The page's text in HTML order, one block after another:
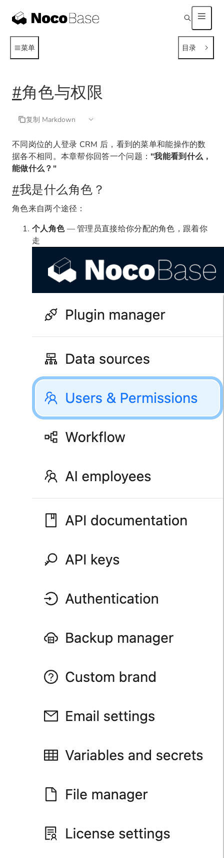
菜单 目录
#角色与权限
复制 Markdown
不同岗位的人登录 CRM 后，看到的菜单和能操作的数
据各不相同。本章帮你回答一个问题： "我能看到什么，
能做什么？"
#我是什么角色？
角色来自两个途径：
个人角色— 管理员直接给你分配的角色，跟着你
走